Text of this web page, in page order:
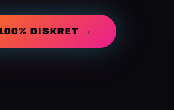
DISKRET →